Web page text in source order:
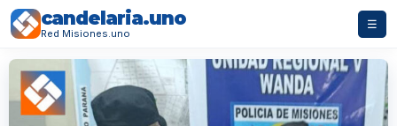
candelaria.uno
Red Misiones.uno
☰